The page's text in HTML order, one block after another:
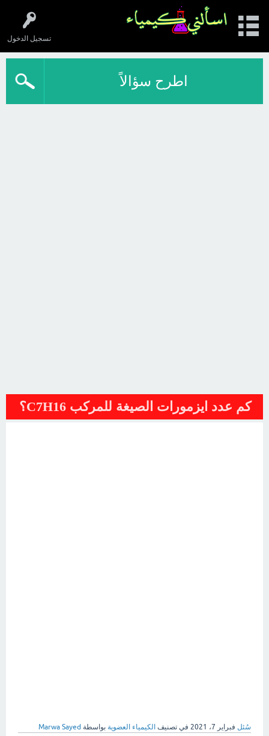
تسجيل الدخول
اطرح سؤالاً
كم عدد ايزمورات الصيغة للمركب C7H16؟
سُئل فبراير 7، 2021 في تصنيف الكيمياء العضوية بواسطة Marwa Sayed